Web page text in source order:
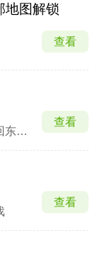
地图解锁
查看
女性向沉浸式剧情卡牌，重回东汉乱世
查看
查看